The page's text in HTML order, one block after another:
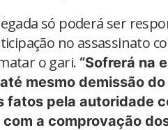
só poderá ser
no assassinato
o gari. “Sofrerá na
mesmo demissão
fatos pela autoridade
a comprovação